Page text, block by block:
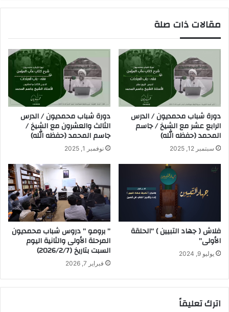
مقالات ذات صلة
دورة شباب محمديون / الدرس
الرابع عشر مع الشيخ / جاسم
المحمد (حفظه الله)
سبتمبر 12, 2025
دورة شباب محمديون / الدرس
الثالث والعشرون مع الشيخ /
جاسم المحمد (حفظه الله)
نوفمبر 1, 2025
فلاش ( جهاد التبيين ) “الحلقة
الأولى”
يوليو 9, 2024
” برومو ” دروس شباب محمديون
المرحلة الأولى والثانية اليوم
السبت بتاريخ (2026/2/7)
فبراير 7, 2026
اترك تعليقاً